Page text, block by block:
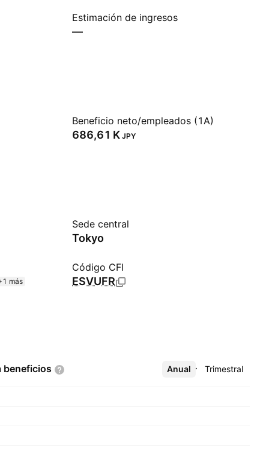
Estimación de ingresos
—
Beneficio neto/empleados (1A)
‪686,61 K‬ JPY
Sede central
Tokyo
más
Código CFI
ESVUFR
beneficios Anual Trimestral
Más